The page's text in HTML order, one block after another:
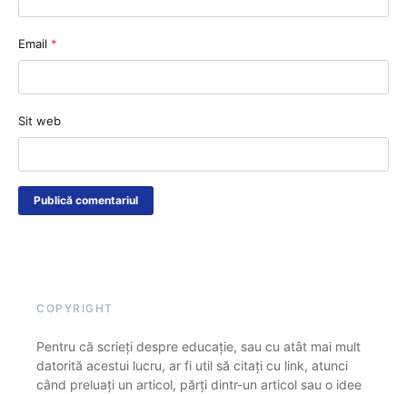
Email *
Sit web
COPYRIGHT
Pentru că scrieți despre educație, sau cu atât mai mult
datorită acestui lucru, ar fi util să citați cu link, atunci
când preluați un articol, părți dintr-un articol sau o idee